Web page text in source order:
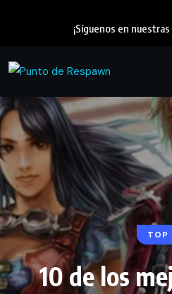
¡Síguenos en
TOP
10 de los